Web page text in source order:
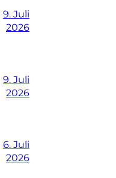
9. Juli
2026
9. Juli
2026
6. Juli
2026